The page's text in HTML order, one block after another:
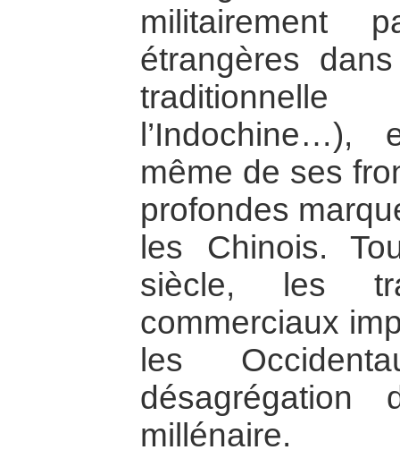
militairement
étrangères
l’Indochine…),
même de ses
profondes
les Chinois.
siècle, les
commerciaux
les
désagrégation
millénaire.